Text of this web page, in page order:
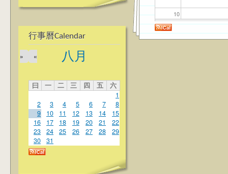
行事曆Calendar
八月
«
»
曰 一 二 三 四 五
六
1
2
3 4 5 6 7
8
9
10 11 12 13 14
15
16
17 18 19 20 21
22
23
24 25 26 27 28
29
30
31
10
11